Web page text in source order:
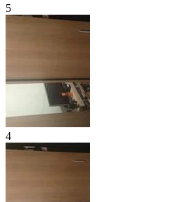
5
4